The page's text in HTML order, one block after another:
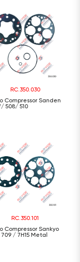
RC.350.030
Compressor Sanden
508/ 510
RC.350.101
Compressor Sankyo
/ 7H15 Metal